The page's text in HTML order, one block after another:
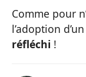
Comme pour
l’adoption
réfléchi !